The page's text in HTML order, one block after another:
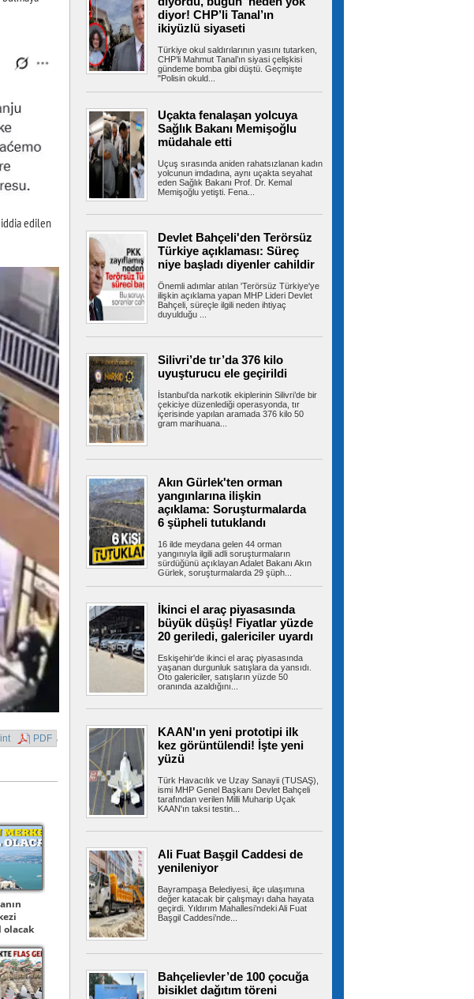
iddia edilen
PDF
olacak
İran, savaş sırasında düşürdüğü ABD-İsrail'e ait
uçak ve İHA'ların...
Hür Ağbaba'nın para trafiği
MASAK raporunda! Ağabey Veli Ağbaba'ya
İzmir Büyükşehir Belediyesi'ne yönelik ikinci
dalga operasyonda tutuklanan...
İstanbul’da sıcak hava ve nem
bunalttı: Kireçburnu Sahili Antalya plajlarını
aratmadı
İstanbul’da etkisini sürdüren sıcak ve nemli
Tuzla’da 2 katlı işçi konteynerleri
alevlere teslim oldu
Tuzla’da 2 katlı işçi konteynerinde çıkan yangın
ekiplerin müdahalesiyle...
İBB’den Kızılay’a meydanda yer
çıkmadı, Bahçelievler Belediyesi yer tahsis
etti
İstanbul’un en yoğun yaya trafiğine ve toplu
taşıma aktarma noktalarına sahip...
Bayrampaşa’da kamyonun
çarptığı yaşlı adam hayatını kaybetti
Bayrampaşa'da yolun karşısına geçmeye
çalışan yaşlı adama kamyon çarptı. Yaşlı...
Bayrampaşa’nın geleceği ada
bazlı dönüşümle şekilleniyor
güvenli, planlı ve yaşanabilir bir...
Ümraniye’de 3 katlı binanın
balkonu çöktü: 2 araç hasar gördü
Ümraniye’de 3 katlı binanın 2’nci kat
balkonunda çökme meydana geldi. Olayda...
Ümraniye’de otluk alanda
korkutan yangın: Mikser hortumuyla
müdahale edildi
Ümraniye TEM Otoyolu kenarındaki otluk
alanda yangın meydana geldi. Yangın...
Türkiye, Suudi Arabistan ve
Pakistan üçlü savunma anlaşması imzaladı
Cumhurbaşkanı Erdoğan, çalışma ziyareti
kapsamında gittiği Suudi Arabistan'da...
Kartal’da park halindeki minibüs
KARTAL’da park halindeki minibüste henüz
bilinmeyen bir nedenle yangın çıktı....
diyor! CHP’li Tanal’ın
ikiyüzlü siyaseti
Türkiye okul saldırılarının yasını tutarken,
CHP’li Mahmut Tanal’ın siyasi çelişkisi
gündeme bomba gibi düştü. Geçmişte
"Polisin okuld...
Uçakta fenalaşan yolcuya
Sağlık Bakanı Memişoğlu
müdahale etti
Uçuş sırasında aniden rahatsızlanan kadın
yolcunun imdadına, aynı uçakta seyahat
eden Sağlık Bakanı Prof. Dr. Kemal
Memişoğlu yetişti. Fena...
Devlet Bahçeli'den Terörsüz
Türkiye açıklaması: Süreç
niye başladı diyenler cahildir
Önemli adımlar atılan 'Terörsüz Türkiye'ye
ilişkin açıklama yapan MHP Lideri Devlet
Bahçeli, süreçle ilgili neden ihtiyaç
duyulduğu ...
Silivri’de tır’da 376 kilo
uyuşturucu ele geçirildi
İstanbul’da narkotik ekiplerinin Silivri’de bir
çekiciye düzenlediği operasyonda, tır
içerisinde yapılan aramada 376 kilo 50
gram marihuana...
Akın Gürlek'ten orman
yangınlarına ilişkin
açıklama: Soruşturmalarda
6 şüpheli tutuklandı
16 ilde meydana gelen 44 orman
yangınıyla ilgili adli soruşturmaların
sürdüğünü açıklayan Adalet Bakanı Akın
Gürlek, soruşturmalarda 29 şüph...
İkinci el araç piyasasında
büyük düşüş! Fiyatlar yüzde
20 geriledi, galericiler uyardı
Eskişehir'de ikinci el araç piyasasında
yaşanan durgunluk satışlara da yansıdı.
Oto galericiler, satışların yüzde 50
oranında azaldığını...
KAAN'ın yeni prototipi ilk
kez görüntülendi! İşte yeni
yüzü
Türk Havacılık ve Uzay Sanayii (TUSAŞ),
ismi MHP Genel Başkanı Devlet Bahçeli
tarafından verilen Milli Muharip Uçak
KAAN'ın taksi testin...
Ali Fuat Başgil Caddesi de
yenileniyor
Bayrampaşa Belediyesi, ilçe ulaşımına
değer katacak bir çalışmayı daha hayata
geçirdi. Yıldırım Mahallesi’ndeki Ali Fuat
Başgil Caddesi’nde...
Bahçelievler’de 100 çocuğa
bisiklet dağıtım töreni